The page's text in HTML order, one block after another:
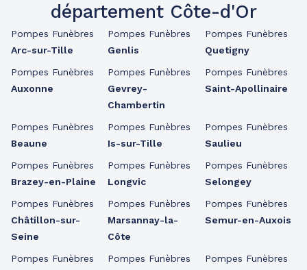
département Côte-d'Or
Pompes Funèbres
Arc-sur-Tille
Pompes Funèbres
Auxonne
Pompes Funèbres
Beaune
Pompes Funèbres
Brazey-en-Plaine
Pompes Funèbres
Châtillon-sur-
Seine
Pompes Funèbres
Pompes Funèbres
Genlis
Pompes Funèbres
Gevrey-
Chambertin
Pompes Funèbres
Is-sur-Tille
Pompes Funèbres
Longvic
Pompes Funèbres
Marsannay-la-
Côte
Pompes Funèbres
Pompes Funèbres
Quetigny
Pompes Funèbres
Saint-Apollinaire
Pompes Funèbres
Saulieu
Pompes Funèbres
Selongey
Pompes Funèbres
Semur-en-Auxois
Pompes Funèbres